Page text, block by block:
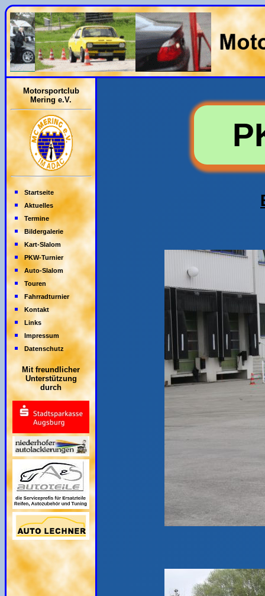
Motorsportclub
Mering e.V.
Startseite
Aktuelles
Termine
Bildergalerie
Kart-Slalom
PKW-Turnier
Auto-Slalom
Touren
Fahrradturnier
Kontakt
Links
Impressum
Datenschutz
Mit freundlicher
Unterstützung
durch